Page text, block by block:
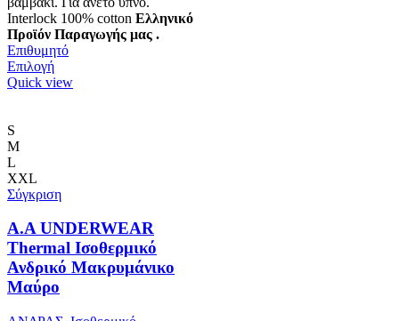
Interlock 100% cotton Ελληνικό
Προϊόν Παραγωγής μας .
Επιθυμητό
ΕπιλογήΑυτό
το
μπορούν
επιλεγούν
στη
σελίδα
του
προϊόντος
Quick view
S
M
L
XXL
Σύγκριση
Α.A UNDERWEAR
Thermal Ισοθερμικό
Ανδρικό Μακρυμάνικο
Μαύρο